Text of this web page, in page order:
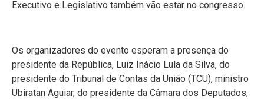
Executivo e Legislativo também vão estar no congresso.
Os organizadores do evento esperam a presença do
presidente da República, Luiz Inácio Lula da Silva, do
presidente do Tribunal de Contas da União (TCU), ministro
Ubiratan Aguiar, do presidente da Câmara dos Deputados,